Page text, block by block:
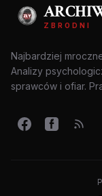
ZBRODNI
Najbardziej
Analizy
sprawców i ofiar.